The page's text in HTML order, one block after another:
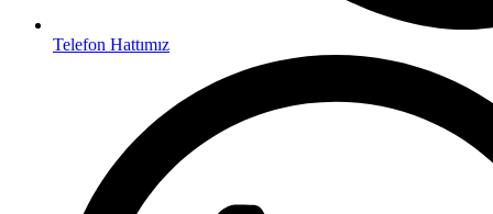
Telefon Hattımız